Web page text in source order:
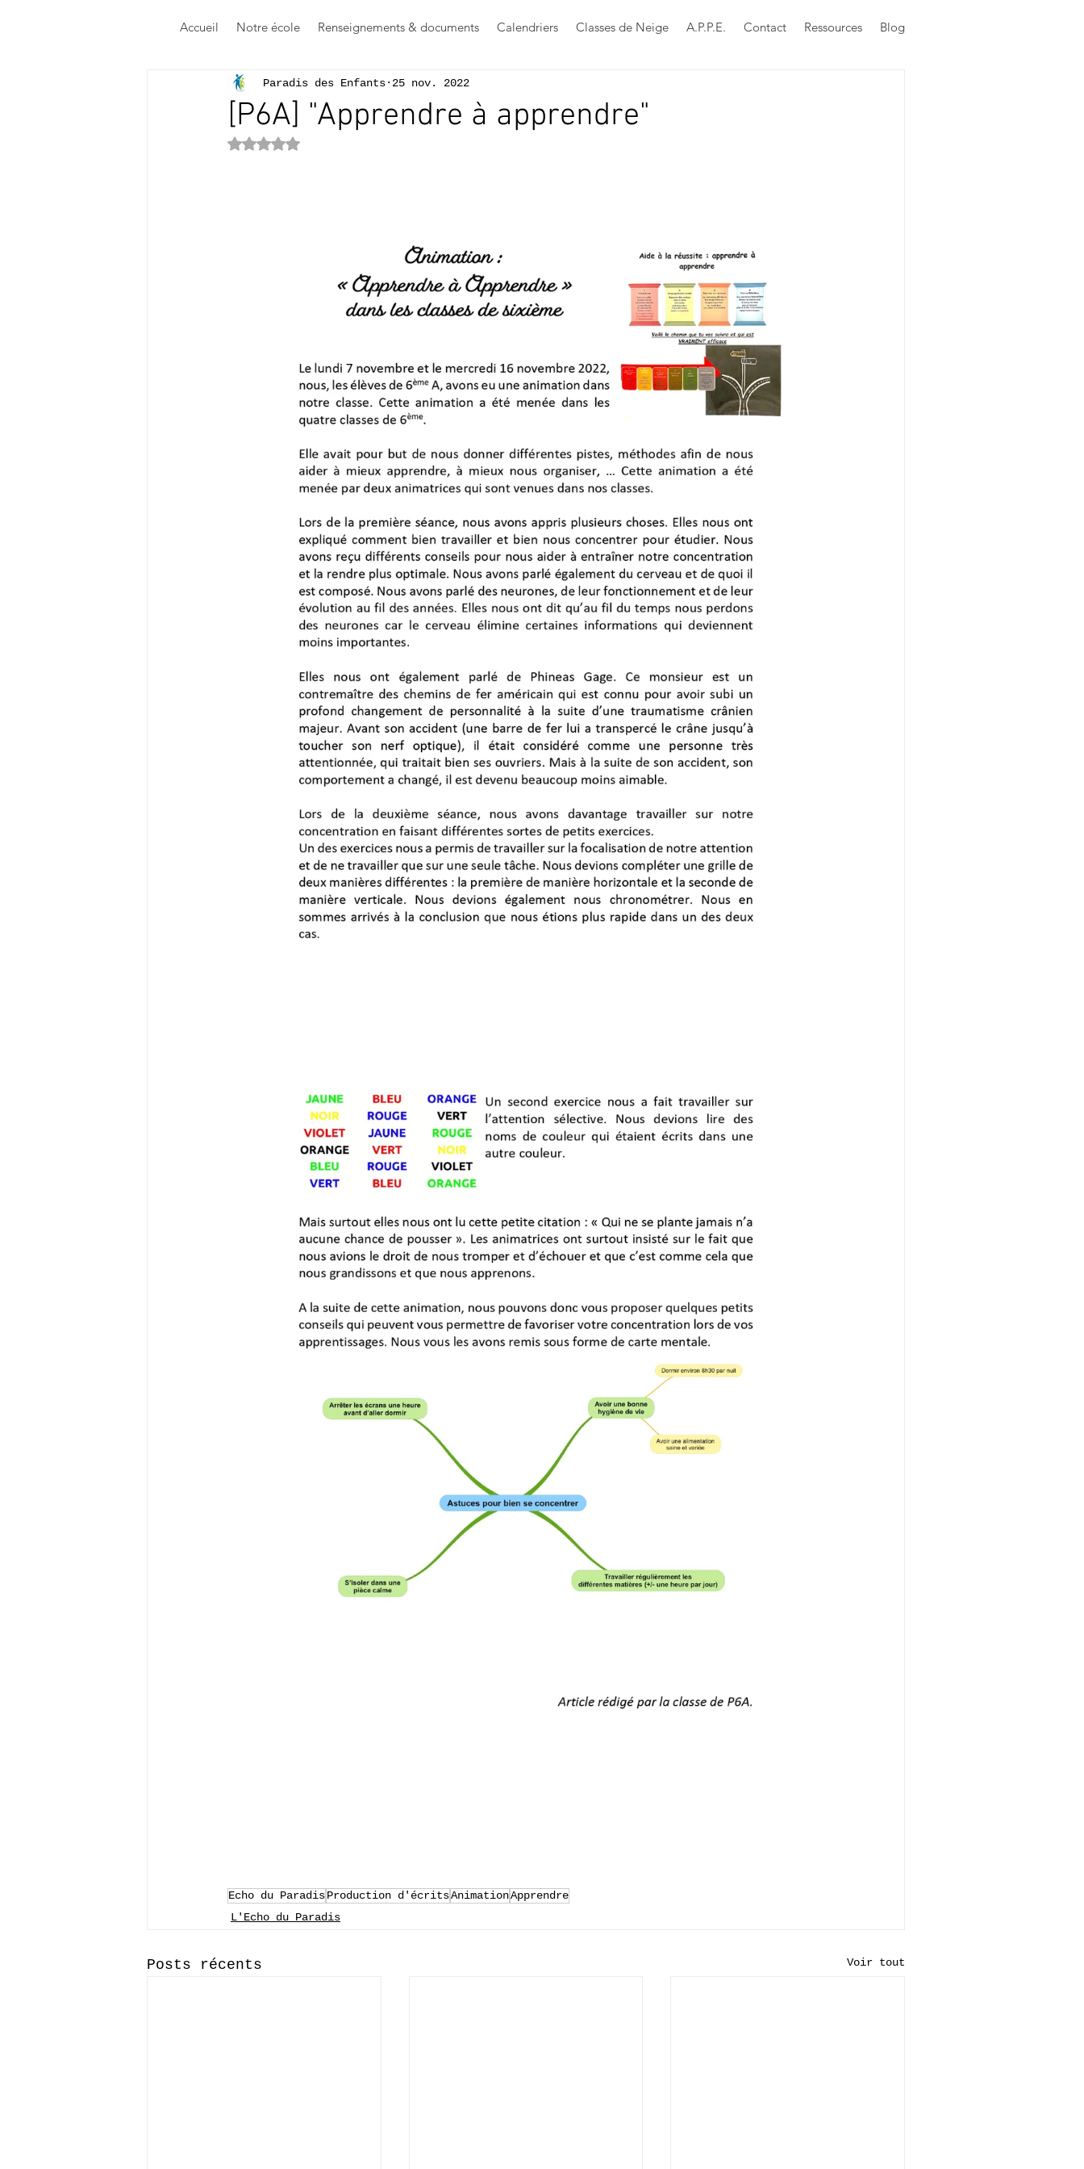
Accueil Notre école Renseignements & documents Calendriers Classes de Neige A.P.P.E. Contact Ressources Blog
[P6A] "Apprendre à apprendre"
Paradis des Enfants 25 nov. 2022
Noté NaN étoiles sur 5.
Echo du ParadisProduction d'écritsAnimationApprendre
L'Echo du Paradis
Posts récents Voir tout